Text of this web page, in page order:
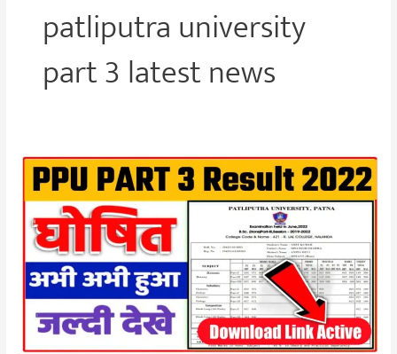
patliputra university
part 3 latest news
Patliputra
University
Part
Result
2022
Out|PPU